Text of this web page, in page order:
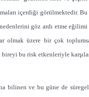
içerdiği görülmektedir.
göz ardı etme eğilimi
olmak üzere bir çok
bu risk etkenleriyle
bilinen ve bu güne de